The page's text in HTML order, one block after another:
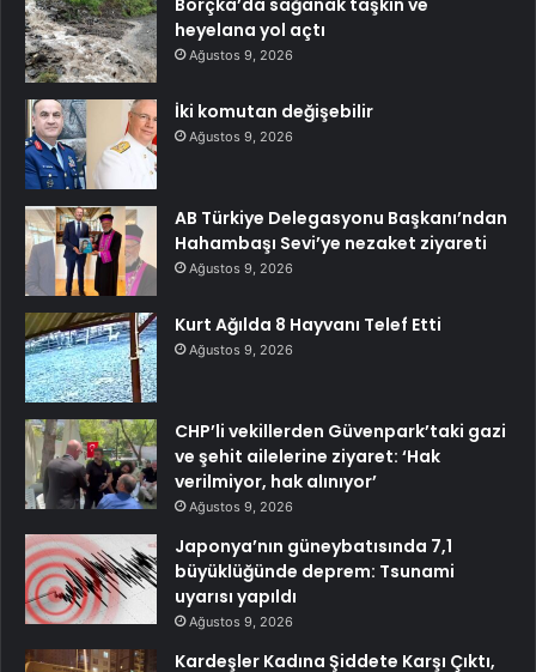
heyelana yol açtı
Ağustos 9, 2026
İki komutan değişebilir
Ağustos 9, 2026
AB Türkiye Delegasyonu Başkanı’ndan
Hahambaşı Sevi’ye nezaket ziyareti
Ağustos 9, 2026
Kurt Ağılda 8 Hayvanı Telef Etti
Ağustos 9, 2026
CHP’li vekillerden Güvenpark’taki gazi
ve şehit ailelerine ziyaret: ‘Hak
verilmiyor, hak alınıyor’
Ağustos 9, 2026
Japonya’nın güneybatısında 7,1
büyüklüğünde deprem: Tsunami
uyarısı yapıldı
Ağustos 9, 2026
Kardeşler Kadına Şiddete Karşı Çıktı,